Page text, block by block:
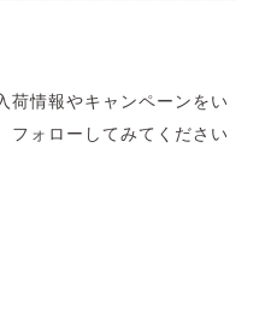
荷情報やキャンペーンをい
フォローしてみてください